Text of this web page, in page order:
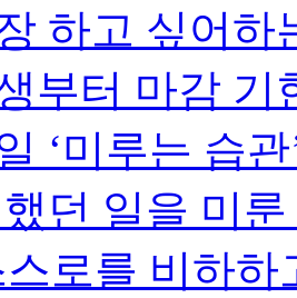
하고 싶어하
부터 마감 기
‘미루는 습
던 일을 미
스로를 비하